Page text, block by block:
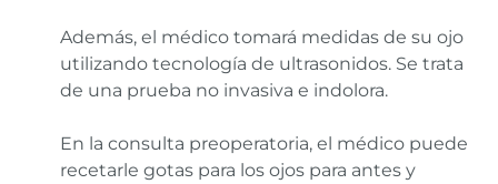
Además, el médico tomará medidas de su ojo
utilizando tecnología de ultrasonidos. Se trata
de una prueba no invasiva e indolora.
En la consulta preoperatoria, el médico puede
recetarle gotas para los ojos para antes y